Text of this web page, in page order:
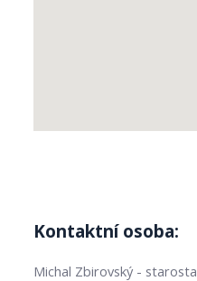
Kontaktní osoba:
Michal Zbirovský - starosta